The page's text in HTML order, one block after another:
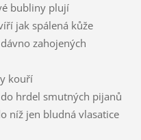
bubliny plují
jak spálená kůže
zahojených
kouří
hrdel smutných pijanů
níž jen bludná vlasatice